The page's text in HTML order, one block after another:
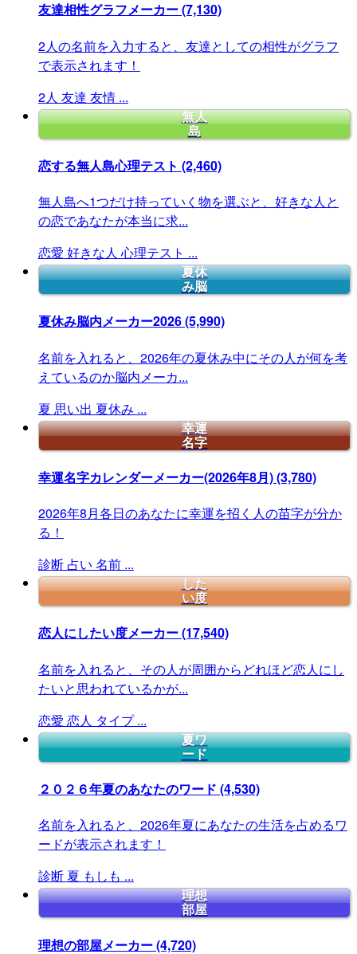
友達相性グラフメーカー(7,130)
2人の名前を入力すると、友達としての相性がグラフ
で表示されます！
2人 友達 友情 ...
無人
島
恋する無人島心理テスト (2,460)
無人島へ1つだけ持っていく物を選ぶと、好きな人と
の恋であなたが本当に求...
恋愛 好きな人 心理テスト ...
夏休
み脳
夏休み脳内メーカー2026(5,990)
名前を入れると、2026年の夏休み中にその人が何を考
えているのか脳内メーカ...
夏 思い出 夏休み ...
幸運
名字
幸運名字カレンダーメーカー(2026年8月)(3,780)
2026年8月各日のあなたに幸運を招く人の苗字が分か
る！
診断 占い 名前 ...
した
い度
恋人にしたい度メーカー(17,540)
名前を入れると、その人が周囲からどれほど恋人にし
たいと思われているかが...
恋愛 恋人 タイプ ...
夏ワ
ード
２０２６年夏のあなたのワード (4,530)
名前を入れると、2026年夏にあなたの生活を占めるワ
ードが表示されます！
診断 夏 もしも ...
理想
部屋
理想の部屋メーカー(4,720)